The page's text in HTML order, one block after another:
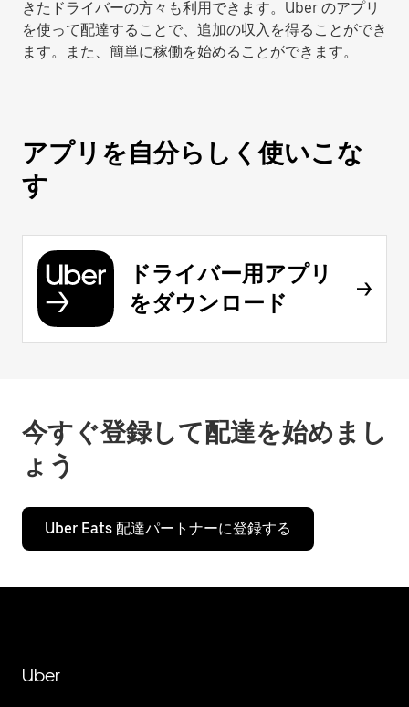
きたドライバーの方々も利用できます。Uber のアプリ
を使って配達することで、追加の収入を得ることができ
ます。また、簡単に稼働を始めることができます。
アプリを自分らしく使いこな
す
ドライバー用アプリ
をダウンロード
今すぐ登録して配達を始めまし
ょう
Uber Eats 配達パートナーに登録する
Uber